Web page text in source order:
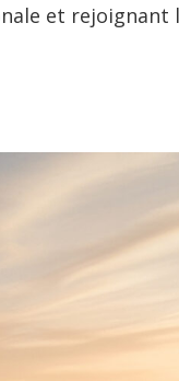
et rejoignant